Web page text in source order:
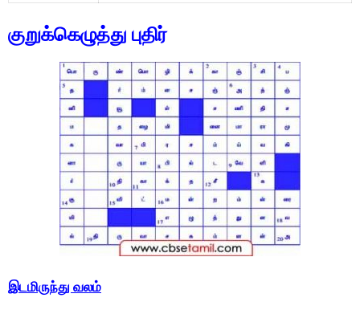
குறுக்கெழுத்து புதிர்
இடமிருந்து வலம்